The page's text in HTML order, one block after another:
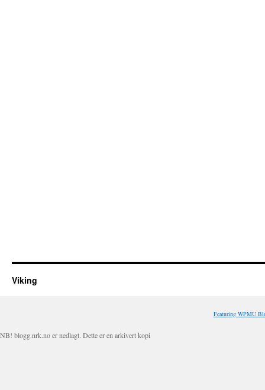
Viking
Featuring WPMU
NB! blogg.nrk.no er nedlagt. Dette er en arkivert kopi